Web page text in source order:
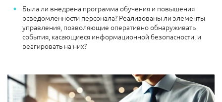
Была ли внедрена программа обучения и повышения
осведомленности персонала? Реализованы ли элементы
управления, позволяющие оперативно обнаруживать
события, касающиеся информационной безопасности, и
реагировать на них?